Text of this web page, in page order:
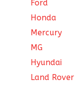
Ford
Honda
Mercury
MG
Hyundai
Land Rover